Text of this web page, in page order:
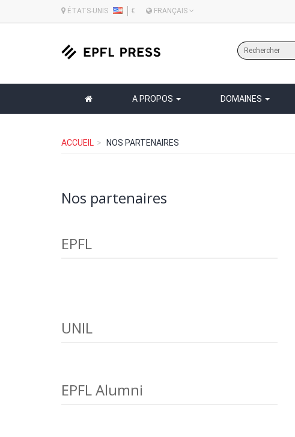
ÉTATS-UNIS € FRANÇAIS
A PROPOS DOMAINES
ACCUEIL NOS PARTENAIRES
Nos partenaires
EPFL
UNIL
EPFL Alumni